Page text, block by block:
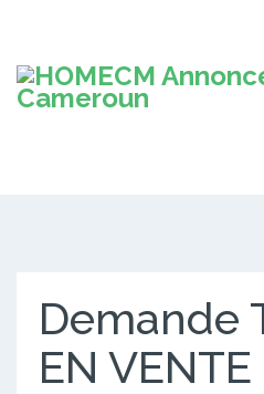
Demande
EN VENTE